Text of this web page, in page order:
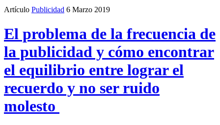
Artículo Publicidad 6 Marzo 2019
El problema de la frecuencia de
la publicidad y cómo encontrar
el equilibrio entre lograr el
recuerdo y no ser ruido
molesto